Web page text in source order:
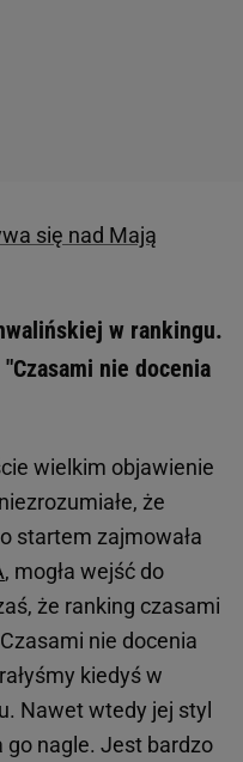
się nad Mają
w rankingu.
"Czasami nie docenia
wielkim objawienie
że
startem zajmowała
, mogła wejść do
że ranking czasami
nie docenia
kiedyś w
Nawet wtedy jej styl
go nagle. Jest bardzo